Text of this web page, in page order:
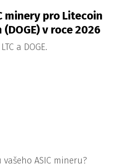
minery pro Litecoin
(DOGE) v roce 2026
a DOGE.
ASIC mineru?